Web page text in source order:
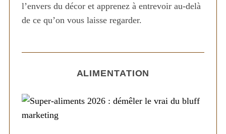
l’envers du décor et apprenez à entrevoir au-delà
de ce qu’on vous laisse regarder.
ALIMENTATION